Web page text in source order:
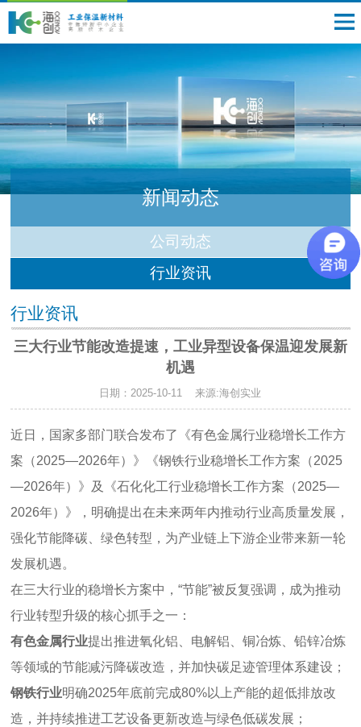
新闻动态
公司动态
行业资讯
行业资讯
三大行业节能改造提速，工业异型设备保温迎发展新
机遇
日期：2025-10-11 来源:海创实业
近日，国家多部门联合发布了《有色金属行业稳增长工作方
案（2025—2026年）》《钢铁行业稳增长工作方案（2025
—2026年）》及《石化化工行业稳增长工作方案（2025—
2026年）》，明确提出在未来两年内推动行业高质量发展，
强化节能降碳、绿色转型，为产业链上下游企业带来新一轮
发展机遇。
在三大行业的稳增长方案中，“节能”被反复强调，成为推动
行业转型升级的核心抓手之一：
有色金属行业提出推进氧化铝、电解铝、铜冶炼、铅锌冶炼
等领域的节能减污降碳改造，并加快碳足迹管理体系建设；
钢铁行业明确2025年底前完成80%以上产能的超低排放改
造，并持续推进工艺设备更新改造与绿色低碳发展；